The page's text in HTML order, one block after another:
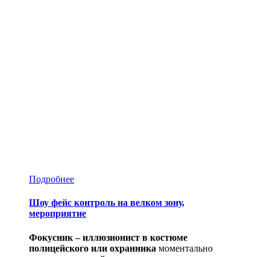
Подробнее
Шоу фейс контроль на велком зону,
мероприятие
Фокусник – иллюзионист в костюме
полицейского или охранника моментально